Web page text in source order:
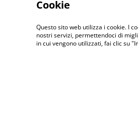
Cookie
Questo sito web utilizza i cookie. I
nostri servizi, permettendoci di
in cui vengono utilizzati, fai clic su